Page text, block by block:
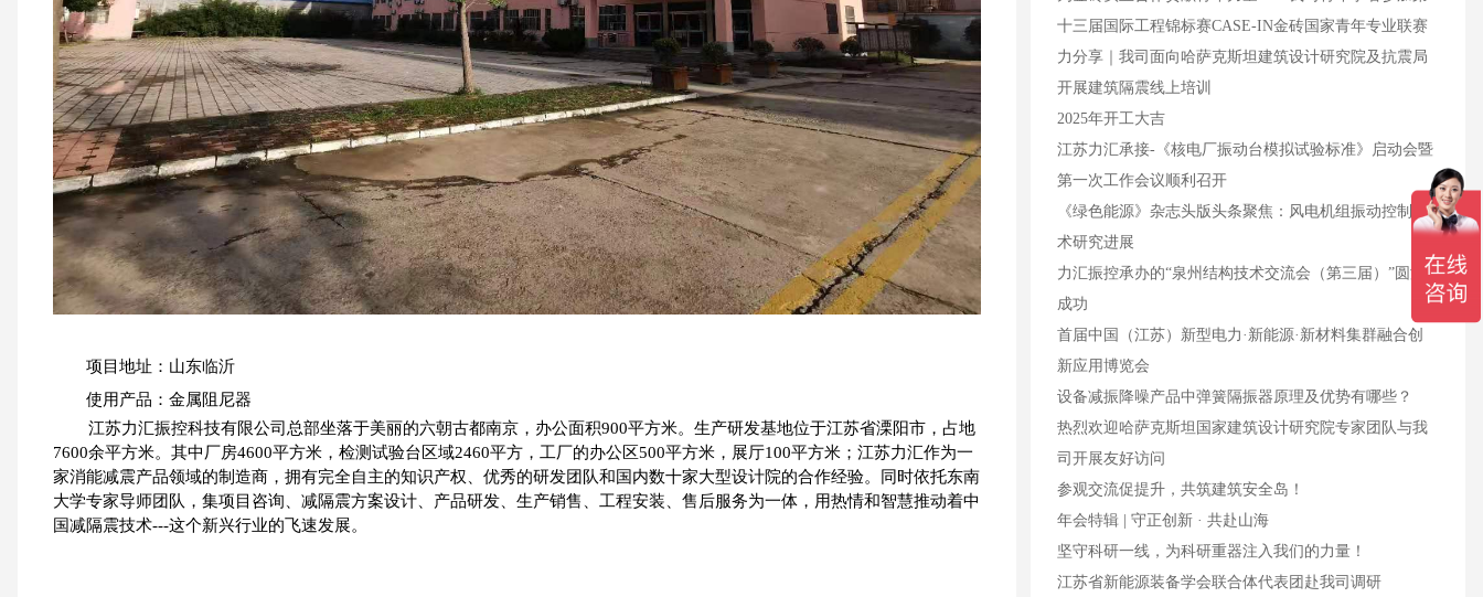
项目地址：山东临沂
使用产品：金属阻尼器
江苏力汇振控科技有限公司总部坐落于美丽的六朝古都南京，办公面积900平方米。生产研发基地位于江苏省溧阳市，占地
7600余平方米。其中厂房4600平方米，检测试验台区域2460平方，工厂的办公区500平方米，展厅100平方米；江苏力汇作为一
家消能减震产品领域的制造商，拥有完全自主的知识产权、优秀的研发团队和国内数十家大型设计院的合作经验。同时依托东南
大学专家导师团队，集项目咨询、减隔震方案设计、产品研发、生产销售、工程安装、售后服务为一体，用热情和智慧推动着中
国减隔震技术---这个新兴行业的飞速发展。
十三届国际工程锦标赛CASE-IN金砖国家青年专业联赛
力分享｜我司面向哈萨克斯坦建筑设计研究院及抗震局
开展建筑隔震线上培训
2025年开工大吉
江苏力汇承接-《核电厂振动台模拟试验标准》启动会暨
第一次工作会议顺利召开
《绿色能源》杂志头版头条聚焦：风电机组振动控制技
术研究进展
力汇振控承办的“泉州结构技术交流会（第三届）”圆满
成功
首届中国（江苏）新型电力·新能源·新材料集群融合创
新应用博览会
设备减振降噪产品中弹簧隔振器原理及优势有哪些？
热烈欢迎哈萨克斯坦国家建筑设计研究院专家团队与我
司开展友好访问
参观交流促提升，共筑建筑安全岛！
年会特辑 | 守正创新 · 共赴山海
坚守科研一线，为科研重器注入我们的力量！
江苏省新能源装备学会联合体代表团赴我司调研